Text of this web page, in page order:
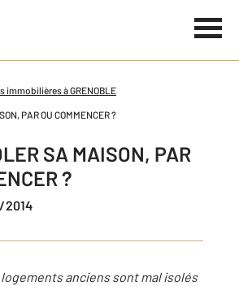
immobilières à GRENOBLE
PAR OU COMMENCER ?
SA MAISON, PAR
?
2014
anciens sont mal isolés